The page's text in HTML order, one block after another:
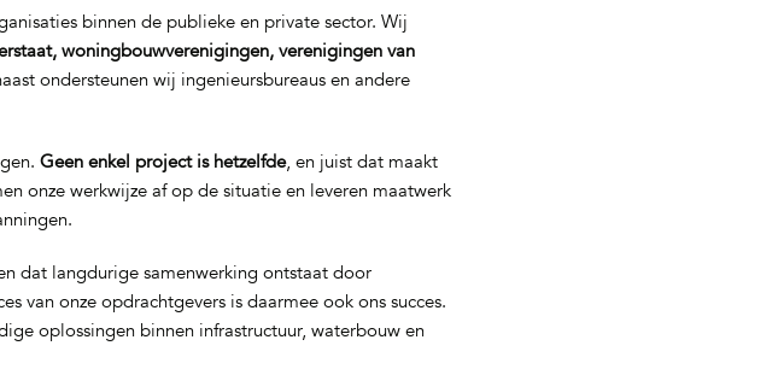
binnen de publieke en private sector. Wij
woningbouwverenigingen, verenigingen van
ondersteunen wij ingenieursbureaus en andere
Geen enkel project is hetzelfde, en juist dat maakt
onze werkwijze af op de situatie en leveren maatwerk
dat langdurige samenwerking ontstaat door
van onze opdrachtgevers is daarmee ook ons succes.
oplossingen binnen infrastructuur, waterbouw en